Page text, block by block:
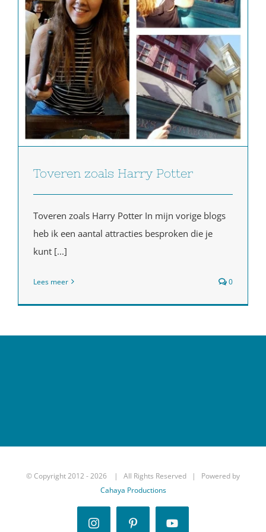
Toveren zoals Harry Potter
Toveren zoals Harry Potter In mijn vorige blogs
heb ik een aantal attracties besproken die je
kunt [...]
Lees meer 0
© Copyright 2012 -2026 | All Rights Reserved | Powered by
Cahaya Productions
InstagramPinterestYouTube